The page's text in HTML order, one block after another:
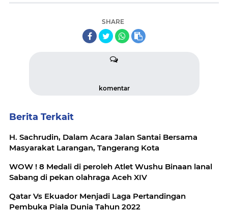
SHARE
komentar
Berita Terkait
H. Sachrudin, Dalam Acara Jalan Santai Bersama
Masyarakat Larangan, Tangerang Kota
WOW ! 8 Medali di peroleh Atlet Wushu Binaan lanal
Sabang di pekan olahraga Aceh XIV
Qatar Vs Ekuador Menjadi Laga Pertandingan
Pembuka Piala Dunia Tahun 2022